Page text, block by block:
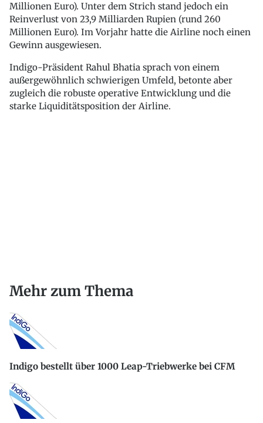
Millionen Euro). Unter dem Strich stand jedoch ein
Reinverlust von 23,9 Milliarden Rupien (rund 260
Millionen Euro). Im Vorjahr hatte die Airline noch einen
Gewinn ausgewiesen.
Indigo-Präsident Rahul Bhatia sprach von einem
außergewöhnlich schwierigen Umfeld, betonte aber
zugleich die robuste operative Entwicklung und die
starke Liquiditätsposition der Airline.
Mehr zum Thema
Indigo bestellt über 1000 Leap-Triebwerke bei CFM